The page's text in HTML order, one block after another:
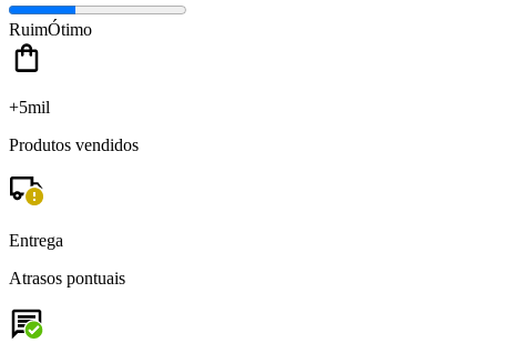
RuimÓtimo
+5mil
Produtos vendidos
Entrega
Atrasos pontuais